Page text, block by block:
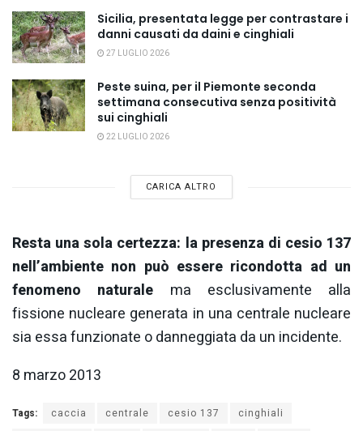
Sicilia, presentata legge per contrastare i
danni causati da daini e cinghiali
27 LUGLIO 2026
Peste suina, per il Piemonte seconda
settimana consecutiva senza positività
sui cinghiali
22 LUGLIO 2026
CARICA ALTRO
Resta una sola certezza: la presenza di cesio 137
nell’ambiente non può essere ricondotta ad un
fenomeno naturale ma esclusivamente alla
fissione nucleare generata in una centrale nucleare
sia essa funzionate o danneggiata da un incidente.
8 marzo 2013
Tags: caccia centrale cesio 137
cinghiali